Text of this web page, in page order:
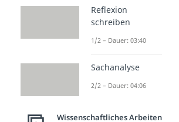
Reflexion
schreiben
1/2 – Dauer: 03:40
Sachanalyse
2/2 – Dauer: 04:06
Wissenschaftliches Arbeiten